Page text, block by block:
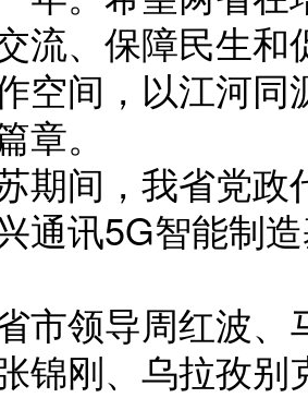
流、保障民生
空间，以江河
章。
间，我省党政
通讯5G智能制
领导周红波、
锦刚、乌拉孜别